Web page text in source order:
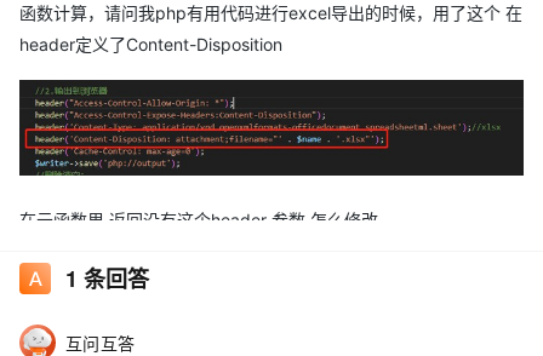
函数计算，请问我php有用代码进行excel导出的时候，用了这个 在
header定义了Content-Disposition
在云函数里 返回没有这个header 参数 怎么修改
1 条回答
互问互答